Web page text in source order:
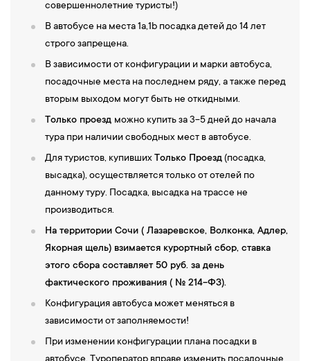
совершеннолетние туристы!)
В автобусе на места 1а,1b посадка детей до 14 лет
строго запрещена.
В зависимости от конфигурации и марки автобуса,
посадочные места на последнем ряду, а также перед
вторым выходом могут быть не откидными.
Только проезд можно купить за 3-5 дней до начала
тура при наличии свободных мест в автобусе.
Для туристов, купившихТолько Проезд(посадка,
высадка), осуществляется только от отелей по
данному туру. Посадка, высадка на трассе не
производиться.
На территории Сочи ( Лазаревское, Волконка, Адлер,
Якорная щель) взимается курортный сбор, ставка
этого сбора составляет 50 руб. за день
фактического проживания ( № 214-ФЗ).
Конфигурация автобуса может меняться в
зависимости от заполняемости!
При изменении конфигурации плана посадки в